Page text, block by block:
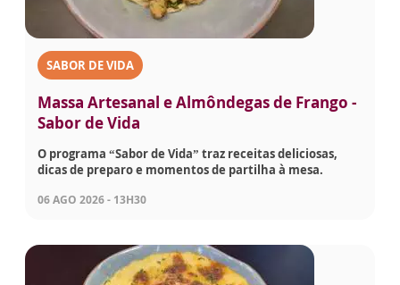
SABOR DE VIDA
Massa Artesanal e Almôndegas de Frango -
Sabor de Vida
O programa “Sabor de Vida” traz receitas deliciosas,
dicas de preparo e momentos de partilha à mesa.
06 AGO 2026 - 13H30